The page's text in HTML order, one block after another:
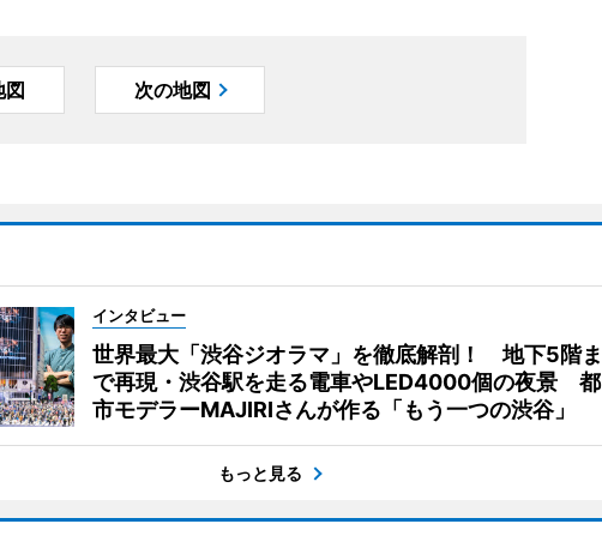
図 次の地図
インタビュー
世界最大「渋谷ジオラマ」を徹底解剖！ 地下5階ま
で再現・渋谷駅を走る電車やLED4000個の夜景 都
市モデラーMAJIRIさんが作る「もう一つの渋谷」
もっと見る